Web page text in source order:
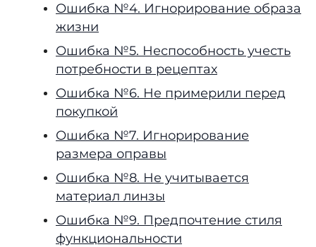
Ошибка №4. Игнорирование образа
жизни
Ошибка №5. Неспособность учесть
потребности в рецептах
Ошибка №6. Не примерили перед
покупкой
Ошибка №7. Игнорирование
размера оправы
Ошибка №8. Не учитывается
материал линзы
Ошибка №9. Предпочтение стиля
функциональности